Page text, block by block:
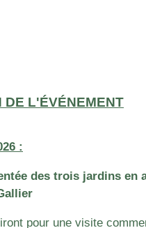
DE L'ÉVÉNEMENT
:
des trois jardins en
pour une visite